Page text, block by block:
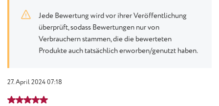
Jede Bewertung wird vor ihrer Veröffentlichung
überprüft, sodass Bewertungen nur von
Verbrauchern stammen, die die bewerteten
Produkte auch tatsächlich erworben/genutzt haben.
27. April 2024 07:18
Bewertung mit 5 von 5 Sternen